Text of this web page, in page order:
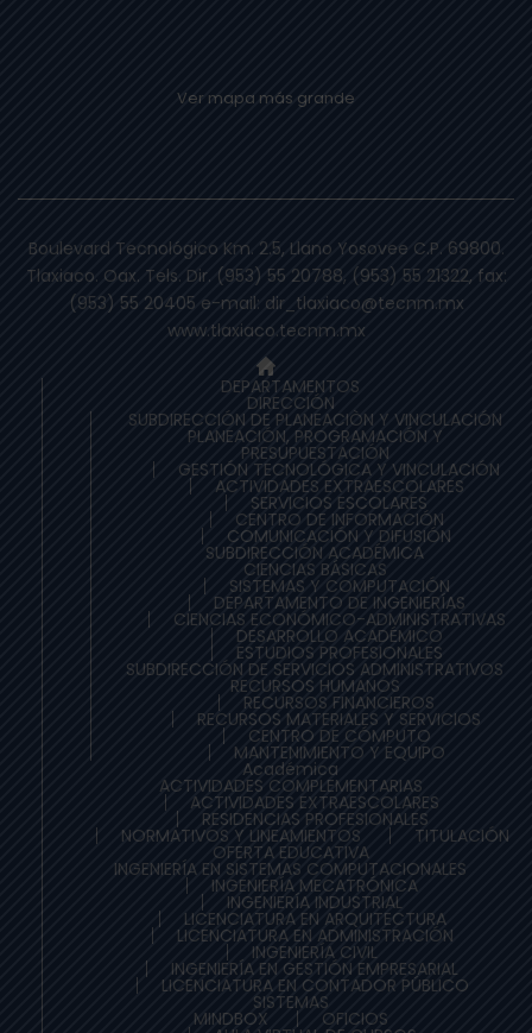
Ver mapa más grande
Boulevard Tecnológico Km. 2.5, Llano Yosovee C.P. 69800.
Tlaxiaco. Oax. Tels. Dir. (953) 55 20788, (953) 55 21322, fax:
(953) 55 20405 e-mail: dir_tlaxiaco@tecnm.mx
www.tlaxiaco.tecnm.mx
DEPARTAMENTOS
DIRECCIÓN
SUBDIRECCIÓN DE PLANEACIÒN Y VINCULACIÓN
PLANEACIÓN, PROGRAMACIÓN Y
PRESUPUESTACIÓN
GESTIÓN TECNOLÓGICA Y VINCULACIÓN
ACTIVIDADES EXTRAESCOLARES
SERVICIOS ESCOLARES
CENTRO DE INFORMACIÓN
COMUNICACIÓN Y DIFUSIÓN
SUBDIRECCIÓN ACADÉMICA
CIENCIAS BÁSICAS
SISTEMAS Y COMPUTACIÓN
DEPARTAMENTO DE INGENIERÍAS
CIENCIAS ECONÓMICO-ADMINISTRATIVAS
DESARROLLO ACADÉMICO
ESTUDIOS PROFESIONALES
SUBDIRECCIÓN DE SERVICIOS ADMINISTRATIVOS
RECURSOS HUMANOS
RECURSOS FINANCIEROS
RECURSOS MATERIALES Y SERVICIOS
CENTRO DE CÓMPUTO
MANTENIMIENTO Y EQUIPO
Académica
ACTIVIDADES COMPLEMENTARIAS
ACTIVIDADES EXTRAESCOLARES
RESIDENCIAS PROFESIONALES
NORMATIVOS Y LINEAMIENTOS TITULACIÓN
OFERTA EDUCATIVA
INGENIERÍA EN SISTEMAS COMPUTACIONALES
INGENIERÍA MECATRÓNICA
INGENIERÍA INDUSTRIAL
LICENCIATURA EN ARQUITECTURA
LICENCIATURA EN ADMINISTRACIÓN
INGENIERÍA CIVIL
INGENIERÍA EN GESTIÓN EMPRESARIAL
LICENCIATURA EN CONTADOR PÚBLICO
SISTEMAS
MINDBOX OFICIOS